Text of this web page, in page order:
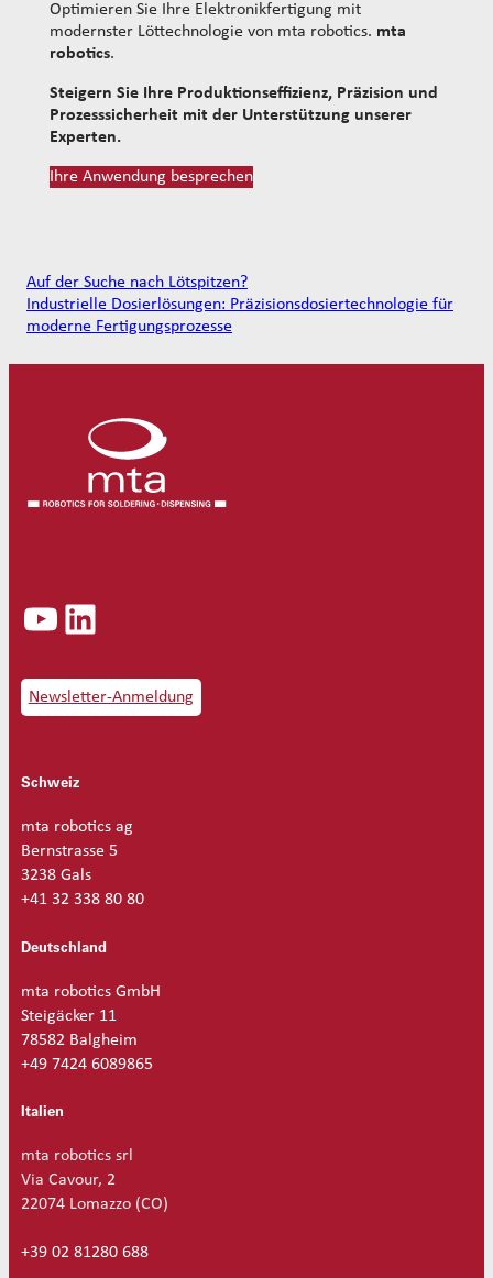
Optimieren Sie Ihre Elektronikfertigung mit
modernster Löttechnologie von mta robotics. mta
robotics.
Steigern Sie Ihre Produktionseffizienz, Präzision und
Prozesssicherheit mit der Unterstützung unserer
Experten.
Ihre Anwendung besprechen
Auf der Suche nach Lötspitzen?
Industrielle Dosierlösungen: Präzisionsdosiertechnologie für
moderne Fertigungsprozesse
YouTube LinkedIn
Newsletter-Anmeldung
Schweiz
mta robotics ag
Bernstrasse 5
3238 Gals
+41 32 338 80 80
Deutschland
mta robotics GmbH
Steigäcker 11
78582 Balgheim
+49 7424 6089865
Italien
mta robotics srl
Via Cavour, 2
22074 Lomazzo (CO)
+39 02 81280 688